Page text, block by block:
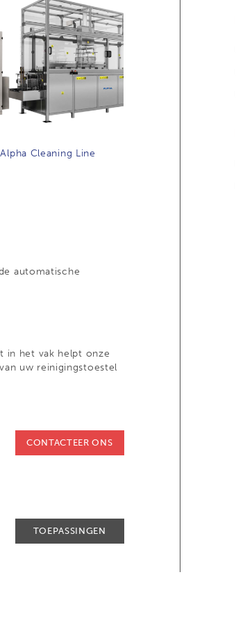
Alpha Cleaning Line
automatische
in het vak helpt onze
uw reinigingstoestel
CONTACTEER ONS
TOEPASSINGEN